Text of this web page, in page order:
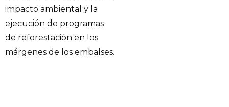
impacto ambiental y la
ejecución de programas
de reforestación en los
márgenes de los embalses.